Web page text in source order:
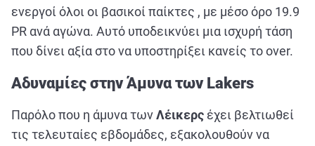
ενεργοί όλοι οι βασικοί παίκτες , με μέσο όρο 19.9
PR ανά αγώνα. Αυτό υποδεικνύει μια ισχυρή τάση
που δίνει αξία στο να υποστηρίξει κανείς το over.
Αδυναμίες στην Άμυνα των Lakers
Παρόλο που η άμυνα τωνΛέικερς έχει βελτιωθεί
τις τελευταίες εβδομάδες, εξακολουθούν να